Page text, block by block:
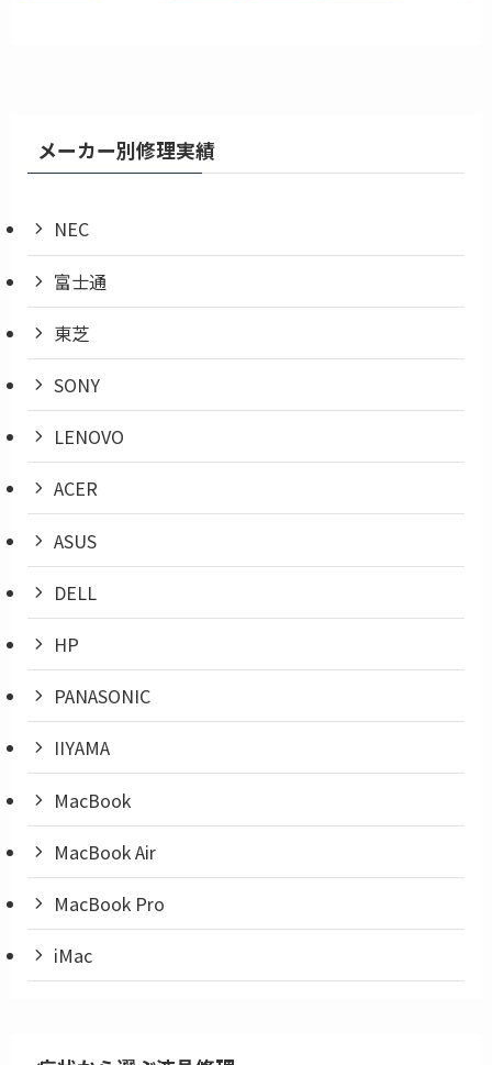
メーカー別修理実績
NEC
富士通
東芝
SONY
LENOVO
ACER
ASUS
DELL
HP
PANASONIC
IIYAMA
MacBook
MacBook Air
MacBook Pro
iMac